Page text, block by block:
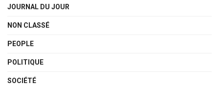
JOURNAL DU JOUR
NON CLASSÉ
PEOPLE
POLITIQUE
SOCIÉTÉ